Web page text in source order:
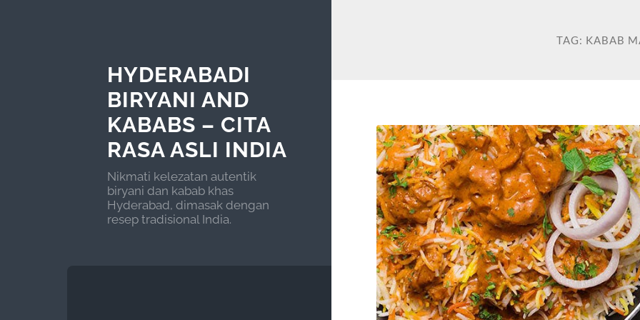
HYDERABADI
BIRYANI AND
KABABS – CITA
RASA ASLI INDIA
Nikmati kelezatan autentik
biryani dan kabab khas
Hyderabad, dimasak dengan
resep tradisional India.
TAG: KABAB